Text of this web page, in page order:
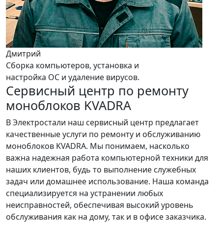
Дмитрий
Сборка компьютеров, установка и
настройка ОС и удаление вирусов.
Сервисный центр по ремонту
моноблоков KVADRA
В Электростали наш сервисный центр предлагает
качественные услуги по ремонту и обслуживанию
моноблоков KVADRA. Мы понимаем, насколько
важна надежная работа компьютерной техники для
наших клиентов, будь то выполнение служебных
задач или домашнее использование. Наша команда
специализируется на устранении любых
неисправностей, обеспечивая высокий уровень
обслуживания как на дому, так и в офисе заказчика.